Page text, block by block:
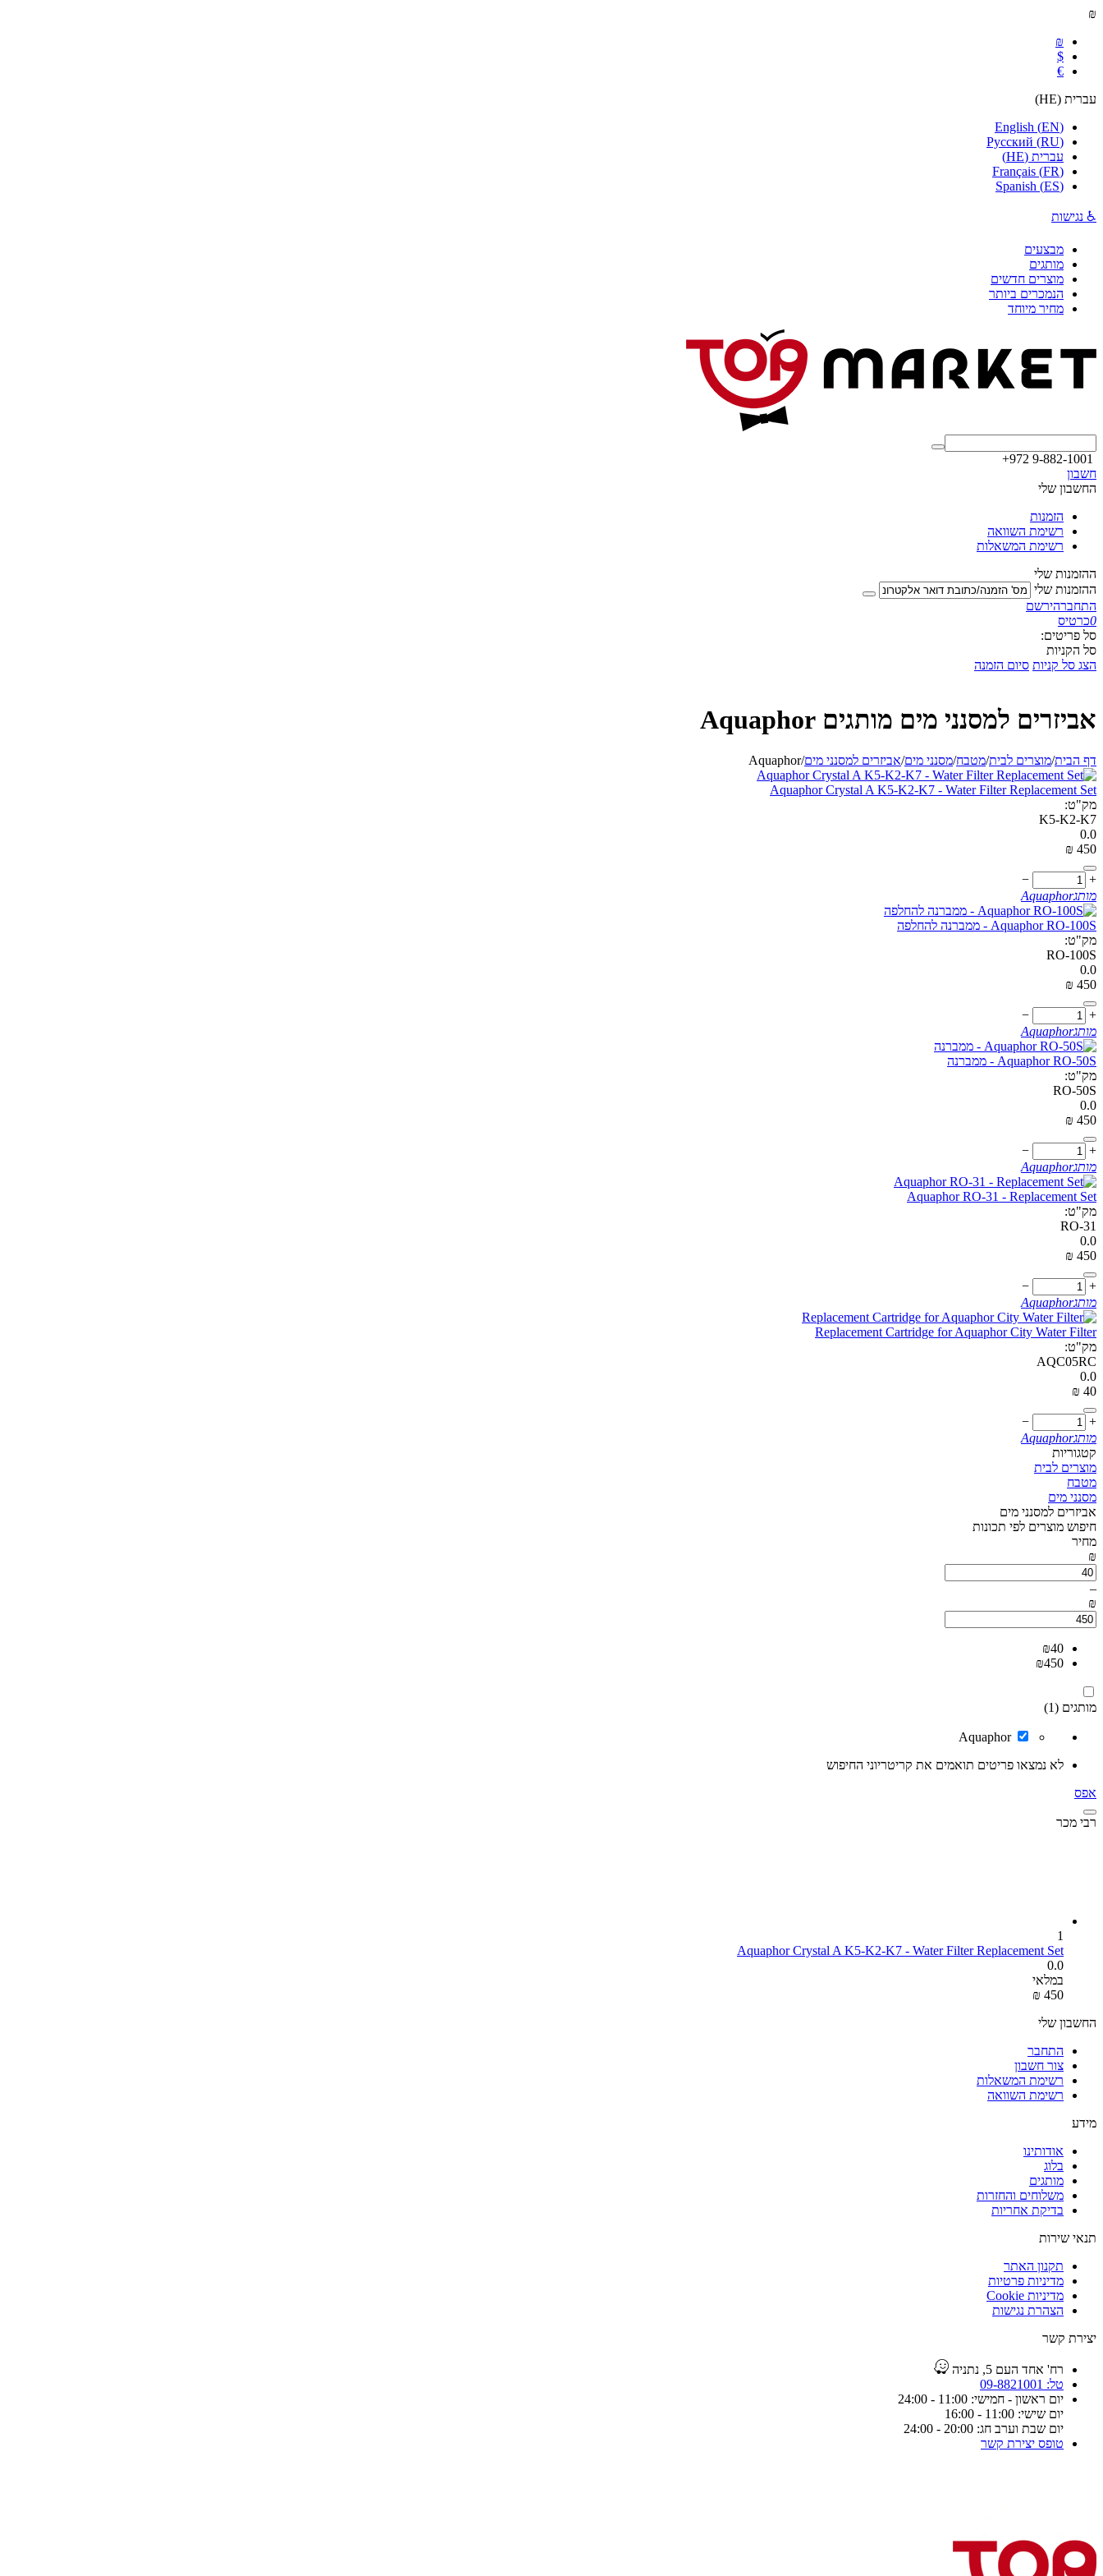
₪
₪
$
€
עברית (
HE
)
English (EN)
Русский (RU)
עברית (
HE
)
Français (FR)
Spanish (ES)
♿ נגישות
מבצעים
מותגים
מוצרים חדשים
הנמכרים ביותר
מחיר מיוחד
+972 9-882-1001
חשבון
החשבון שלי
הזמנות
רשימת השוואה
רשימת המשאלות
ההזמנות שלי
ההזמנות שלי
התחברהירשם
0כרטיס
סל פריטים:
סל הקניות
הצג סל קניות סיום הזמנה
אביזרים למסנני מים מותגים Aquaphor
דף הבית/מוצרים לבית/מטבח/מסנני מים/אביזרים למסנני מים/
Aquaphor
Aquaphor Crystal A K5-K2-K7 - Water Filter Replacement Set
מק"ט:
K5-K2-K7
0.0
₪ ‍450‍
+
−
מותגAquaphor
Aquaphor RO-100S - ממברנה להחלפה
מק"ט:
RO-100S
0.0
₪ ‍450‍
+
−
מותגAquaphor
Aquaphor RO-50S - ממברנה
מק"ט:
RO-50S
0.0
₪ ‍450‍
+
−
מותגAquaphor
Aquaphor RO-31 - Replacement Set
מק"ט:
RO-31
0.0
₪ ‍450‍
+
−
מותגAquaphor
Replacement Cartridge for Aquaphor City Water Filter
מק"ט:
AQC05RC
0.0
₪ ‍40‍
+
−
מותגAquaphor
קטגוריות
מוצרים לבית
מטבח
מסנני מים
אביזרים למסנני מים
חיפוש מוצרים לפי תכונות
מחיר
₪
–
₪
₪40
₪450
מותגים (1)
Aquaphor
לא נמצאו פריטים תואמים את קריטריוני החיפוש
אפס
רבי מכר
1
Aquaphor Crystal A K5-K2-K7 - Water Filter Replacement Set
0.0
במלאי
₪ ‍450‍
החשבון שלי
התחבר
צור חשבון
רשימת המשאלות
רשימת השוואה
מידע
אודותינו
בלוג
מותגים
משלוחים והחזרות
בדיקת אחריות
תנאי שירות
תקנון האתר
מדיניות פרטיות
מדיניות Cookie
הצהרת נגישות
יצירת קשר
רח' אחד העם 5, נתניה
טל: 09-8821001
יום ראשון - חמישי: 11:00 - 24:00
יום שישי: 11:00 - 16:00
יום שבת וערב חג: 20:00 - 24:00
טופס יצירת קשר